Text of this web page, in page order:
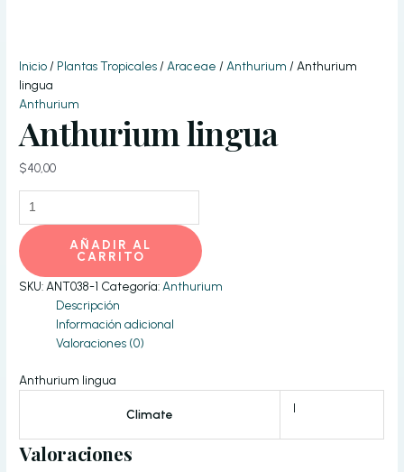
Inicio / Plantas Tropicales / Araceae / Anthurium / Anthurium
lingua
Anthurium
Anthurium lingua
$40,00
cantidad
AÑADIR AL
CARRITO
SKU: ANT038-1 Categoría: Anthurium
Descripción
Información adicional
Valoraciones (0)
Anthurium lingua
Climate I
Valoraciones